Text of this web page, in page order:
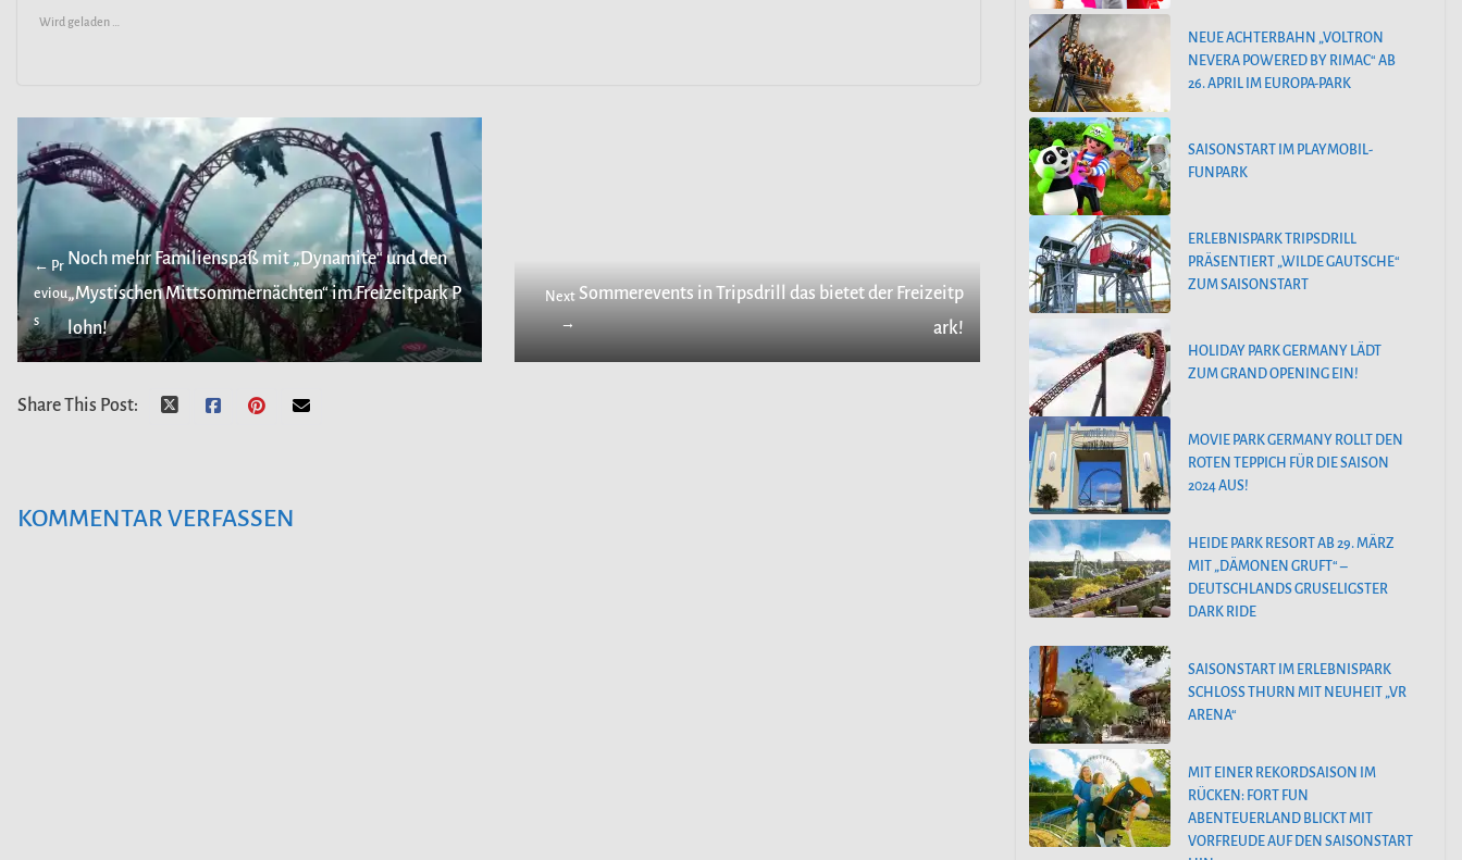
Wird geladen …
← Pr
eviou
s
Noch mehr Familienspaß mit „Dynamite“ und den
„Mystischen Mittsommernächten“ im Freizeitpark P
lohn!
Next
→
Sommerevents in Tripsdrill das bietet der Freizeitp
ark!
Share This Post:
KOMMENTAR VERFASSEN
NEUE ACHTERBAHN „VOLTRON
NEVERA POWERED BY RIMAC“ AB
26. APRIL IM EUROPA-PARK
SAISONSTART IM PLAYMOBIL-
FUNPARK
ERLEBNISPARK TRIPSDRILL
PRÄSENTIERT „WILDE GAUTSCHE“
ZUM SAISONSTART
HOLIDAY PARK GERMANY LÄDT
ZUM GRAND OPENING EIN!
MOVIE PARK GERMANY ROLLT DEN
ROTEN TEPPICH FÜR DIE SAISON
2024 AUS!
HEIDE PARK RESORT AB 29. MÄRZ
MIT „DÄMONEN GRUFT“ –
DEUTSCHLANDS GRUSELIGSTER
DARK RIDE
SAISONSTART IM ERLEBNISPARK
SCHLOSS THURN MIT NEUHEIT „VR
ARENA“
MIT EINER REKORDSAISON IM
RÜCKEN: FORT FUN
ABENTEUERLAND BLICKT MIT
VORFREUDE AUF DEN SAISONSTART